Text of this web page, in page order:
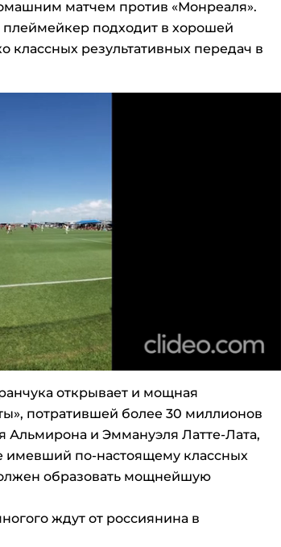
матчем против «Монреаля».
плеймейкер подходит в хорошей
классных результативных передач в
открывает и мощная
потратившей более 30 миллионов
Альмирона и Эммануэля Латте-Лата,
имевший по-настоящему классных
образовать мощнейшую
ждут от россиянина в